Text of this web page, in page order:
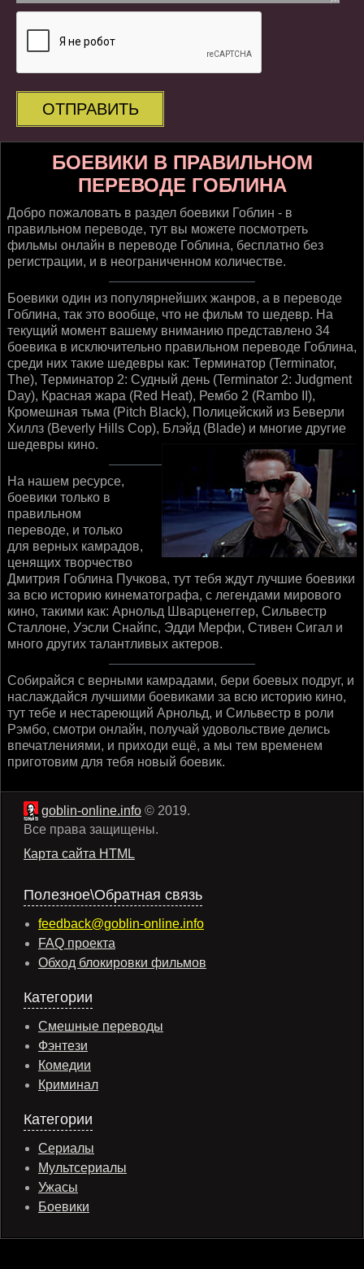
ОТПРАВИТЬ
БОЕВИКИ В ПРАВИЛЬНОМ
ПЕРЕВОДЕ ГОБЛИНА
Добро пожаловать в раздел боевики Гоблин - в
правильном переводе, тут вы можете посмотреть
фильмы онлайн в переводе Гоблина, бесплатно без
регистрации, и в неограниченном количестве.
Боевики один из популярнейших жанров, а в переводе
Гоблина, так это вообще, что не фильм то шедевр. На
текущий момент вашему вниманию представлено 34
боевика в исключительно правильном переводе Гоблина,
среди них такие шедевры как: Терминатор (Terminator,
The), Терминатор 2: Судный день (Terminator 2: Judgment
Day), Красная жара (Red Heat), Рембо 2 (Rambo II),
Кромешная тьма (Pitch Black), Полицейский из Беверли
Хиллз (Beverly Hills Cop), Блэйд (Blade) и многие другие
шедевры кино.
На нашем ресурсе,
боевики только в
правильном
переводе, и только
для верных камрадов,
ценящих творчество
Дмитрия Гоблина Пучкова, тут тебя ждут лучшие боевики
за всю историю кинематографа, с легендами мирового
кино, такими как: Арнольд Шварценеггер, Сильвестр
Сталлоне, Уэсли Снайпс, Эдди Мерфи, Стивен Сигал и
много других талантливых актеров.
Собирайся с верными камрадами, бери боевых подруг, и
наслаждайся лучшими боевиками за всю историю кино,
тут тебе и нестареющий Арнольд, и Сильвестр в роли
Рэмбо, смотри онлайн, получай удовольствие делись
впечатлениями, и приходи ещё, а мы тем временем
приготовим для тебя новый боевик.
goblin-online.info © 2019.
Все права защищены.
Карта сайта HTML
Полезное\Обратная связь
feedback@goblin-online.info
FAQ проекта
Обход блокировки фильмов
Категории
Смешные переводы
Фэнтези
Комедии
Криминал
Категории
Сериалы
Мультсериалы
Ужасы
Боевики